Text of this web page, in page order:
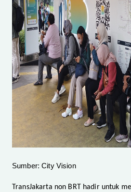
Sumber: City Vision
TransJakarta non BRT hadir untuk